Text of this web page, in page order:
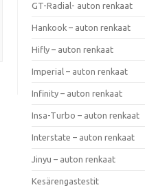
GT-Radial- auton renkaat
Hankook – auton renkaat
Hifly – auton renkaat
Imperial – auton renkaat
Infinity – auton renkaat
Insa-Turbo – auton renkaat
Interstate – auton renkaat
Jinyu – auton renkaat
Kesärengastestit